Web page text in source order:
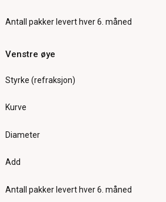
Antall pakker levert hver 6. måned
Venstre øye
Styrke (refraksjon)
Kurve
Diameter
Add
Antall pakker levert hver 6. måned